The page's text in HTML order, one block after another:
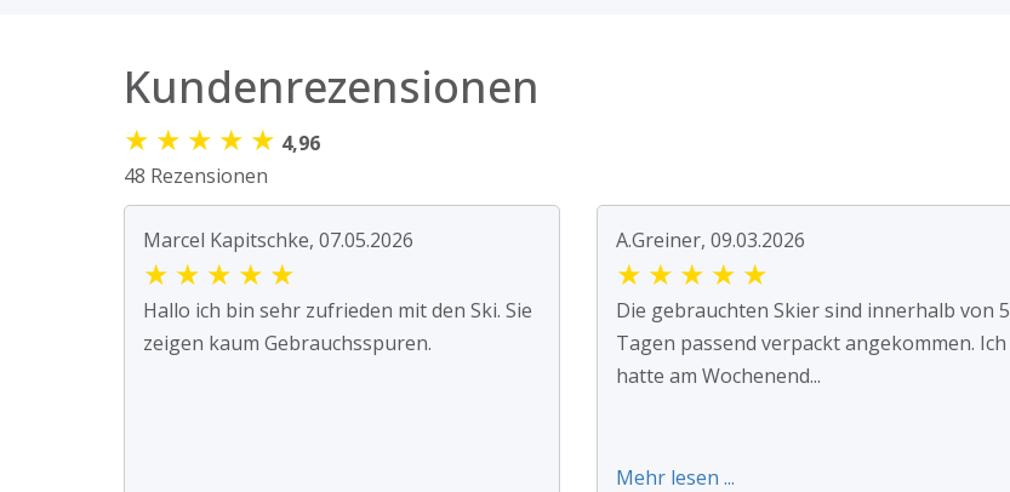
Kundenrezensionen
★ ★ ★ ★ ★ 4,96
48 Rezensionen
Marcel Kapitschke, 07.05.2026
★ ★ ★ ★ ★
Hallo ich bin sehr zufrieden mit den Ski. Sie
zeigen kaum Gebrauchsspuren.
A.Greiner, 09.03.2026
★ ★ ★ ★ ★
Die gebrauchten Skier sind innerhalb von 5
Tagen passend verpackt angekommen. Ich
hatte am Wochenend...
Mehr lesen ...